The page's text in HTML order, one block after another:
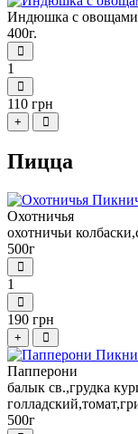
Индюшка с овощами
400г.
1
110 грн
+
Пицца
Охотничья
охотничьи
500г
1
190 грн
+
Папперони
балык св.,грудка
500г